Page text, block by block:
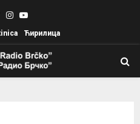
Instagram
Youtube
Ћирилица